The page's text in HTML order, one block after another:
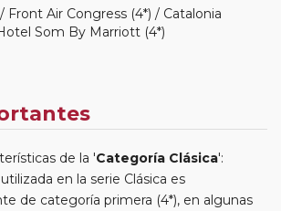
Front Air Congress (4*) / Catalonia
Som By Marriott (4*)
de la 'Categoría Clásica':
en la serie Clásica es
de categoría primera (4*), en algunas